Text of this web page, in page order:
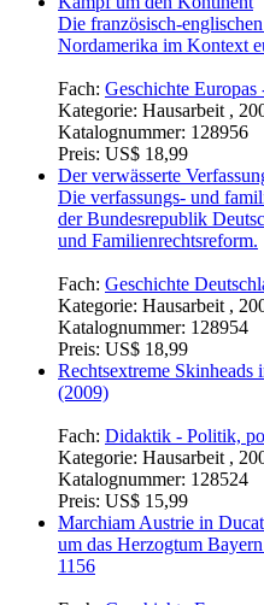
Die französisch-
Nordamerika im Kontext
Fach: Geschichte
Kategorie: Hausarbeit ,
Katalognummer: 128956
Preis: US$ 18,99
Der verwässerte
Die verfassungs- und
der Bundesrepublik
und Familienrechtsreform.
Fach: Geschichte
Kategorie: Hausarbeit ,
Katalognummer: 128954
Preis: US$ 18,99
Rechtsextreme
(2009)
Fach: Didaktik - Politik,
Kategorie: Hausarbeit ,
Katalognummer: 128524
Preis: US$ 15,99
Marchiam Austrie in
um das Herzogtum
1156